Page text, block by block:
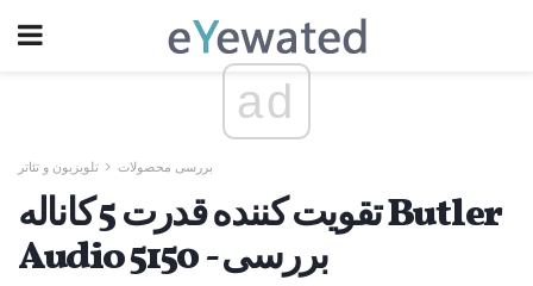
ad
بررسی محصولات تلویزیون و تئاتر
تقویت کننده قدرت 5 کاناله Butler
Audio 5150 - بررسی